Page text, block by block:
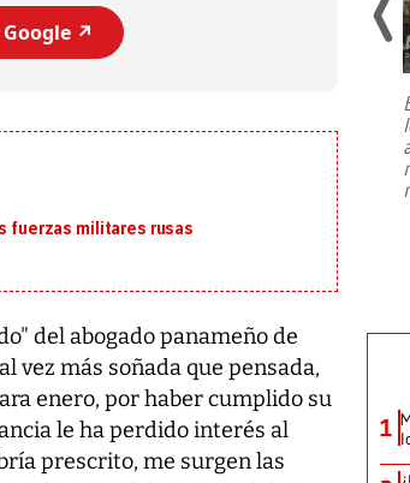
↗️
fuerzas militares rusas
del abogado panameño de
vez más soñada que pensada,
enero, por haber cumplido su
le ha perdido interés al
prescrito, me surgen las
Entre recuerdos y escuetas
candidatura...
1